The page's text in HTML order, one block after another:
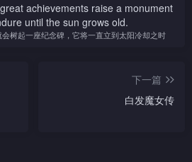
achievements raise a monument
until the sun grows old.
树起一座纪念碑，它将一直立到太阳冷却之时
下一篇
白发魔女传